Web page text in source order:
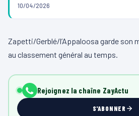
10/04/2026
Zapetti/Gerblé/l’Appaloosa garde son
au classement général au temps.
Rejoignez la chaîne ZayActu
S'ABONNER